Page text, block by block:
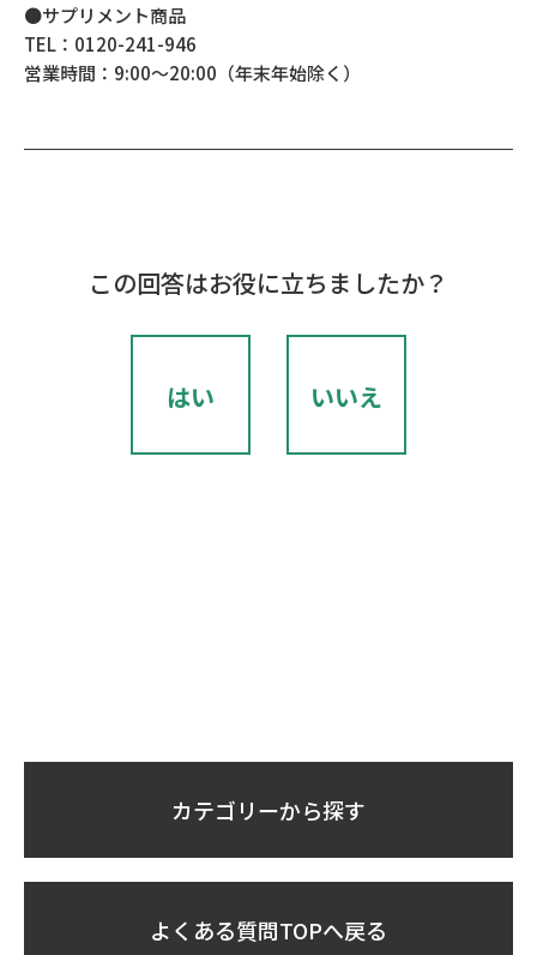
●サプリメント商品
TEL：0120-241-946
営業時間：9:00～20:00（年末年始除く）
この回答はお役に立ちましたか？
はい いいえ
カテゴリーから探す
よくある質問TOPへ戻る